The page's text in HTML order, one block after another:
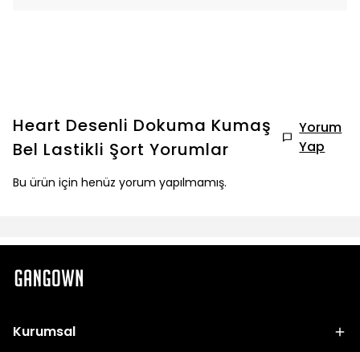
Heart Desenli Dokuma Kumaş
Bel Lastikli Şort Yorumlar
Yorum
Yap
Bu ürün için henüz yorum yapılmamış.
Kurumsal